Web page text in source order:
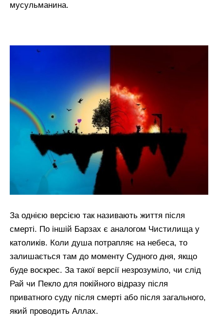
мусульманина.
За однією версією так називають життя після
смерті. По іншій Барзах є аналогом Чистилища у
католиків. Коли душа потрапляє на небеса, то
залишається там до моменту Судного дня, якщо
буде воскрес. За такої версії незрозуміло, чи слід
Рай чи Пекло для покійного відразу після
приватного суду після смерті або після загального,
який проводить Аллах.